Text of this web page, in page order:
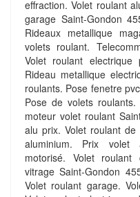
effraction. Volet roulant
garage Saint-Gondon
Rideaux metallique
volets roulant.
Volet roulant
Rideau metallique
roulants. Pose fenetre
Pose de volets
moteur volet roulant
alu prix. Volet roulant
aluminium. Prix volet
motorisé. Volet
vitrage Saint-Gondon
Volet roulant garage.